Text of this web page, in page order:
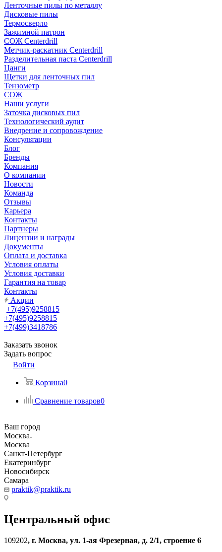
Ленточные пилы по металлу
Дисковые пилы
Термосверло
Зажимной патрон
СОЖ Centerdrill
Метчик-раскатник Centerdrill
Разделительная паста Centerdrill
Цанги
Щетки для ленточных пил
Тензометр
СОЖ
Наши услуги
Заточка дисковых пил
Технологический аудит
Внедрение и сопровождение
Консультации
Блог
Бренды
Компания
О компании
Новости
Команда
Отзывы
Карьера
Контакты
Партнеры
Лицензии и награды
Документы
Оплата и доставка
Условия оплаты
Условия доставки
Гарантия на товар
Контакты
Акции
+7(495)9258815
+7(495)9258815
+7(499)3418786
Заказать звонок
Задать вопрос
Войти
Корзина0
Сравнение товаров0
Ваш город
Москва
Москва
Санкт-Петербург
Екатеринбург
Новосибирск
Самара
praktik@praktik.ru
Центральный офис
109202, г. Москва, ул. 1-ая Фрезерная, д. 2/1, строение 6